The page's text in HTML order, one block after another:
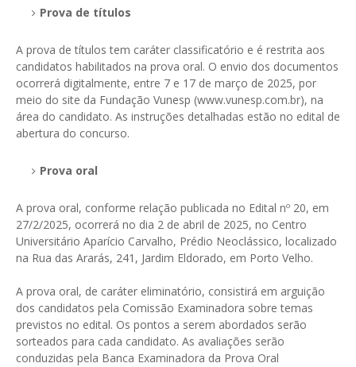
Prova de títulos
A prova de títulos tem caráter classificatório e é restrita aos
candidatos habilitados na prova oral. O envio dos documentos
ocorrerá digitalmente, entre 7 e 17 de março de 2025, por
meio do site da Fundação Vunesp (www.vunesp.com.br), na
área do candidato. As instruções detalhadas estão no edital de
abertura do concurso.
Prova oral
A prova oral, conforme relação publicada no Edital nº 20, em
27/2/2025, ocorrerá no dia 2 de abril de 2025, no Centro
Universitário Aparício Carvalho, Prédio Neoclássico, localizado
na Rua das Ararás, 241, Jardim Eldorado, em Porto Velho.
A prova oral, de caráter eliminatório, consistirá em arguição
dos candidatos pela Comissão Examinadora sobre temas
previstos no edital. Os pontos a serem abordados serão
sorteados para cada candidato. As avaliações serão
conduzidas pela Banca Examinadora da Prova Oral